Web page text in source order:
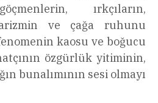
ırkçıların,
ve çağa ruhunu
kaosu ve boğucu
özgürlük yitiminin,
bunalımının sesi olmayı